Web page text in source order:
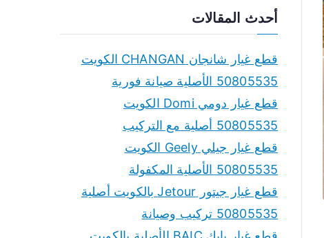
r
أحدث المقالات
قطع غيار شانجان CHANGAN الكويت
50805535 الأصلية صيانة فورية
قطع غيار دومي Domi الكويت
50805535 أصلية مع التركيب
قطع غيار جيلي Geely الكويت
50805535 الأصلية المكفولة
قطع غيار جيتور Jetour بالكويت أصلية
50805535 تركيب وصيانة